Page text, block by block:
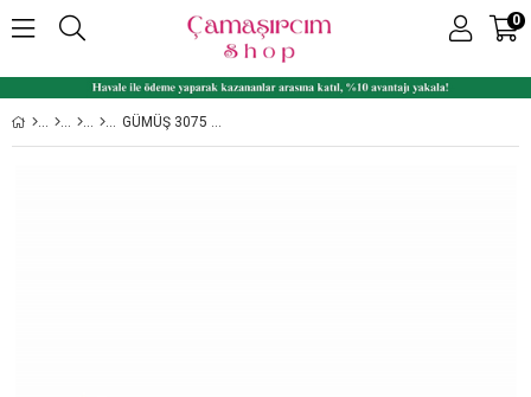
0
GÜMÜŞ 3075 6'LI PAKET BAYAN LAZER KESIM İZ YAPMAYAN KÜLOT